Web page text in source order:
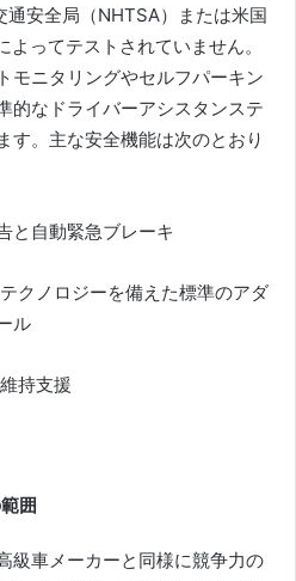
通安全局（NHTSA）または米国
ってテストされていません。
モニタリングやセルフパーキン
的なドライバーアシスタンステ
。 主な安全機能は次のとおり
と自動緊急ブレーキ
クノロジーを備えた標準のアダ
ル
持支援
囲
級車メーカーと同様に競争力の